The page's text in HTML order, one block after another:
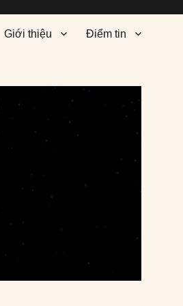
Giới thiệu Điểm tin